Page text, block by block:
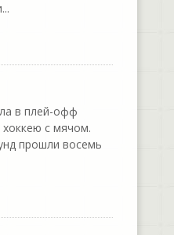
в плей-офф
с мячом.
прошли восемь